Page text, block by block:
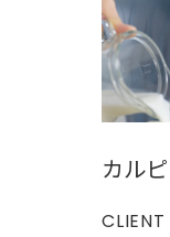
カル
CLIENT